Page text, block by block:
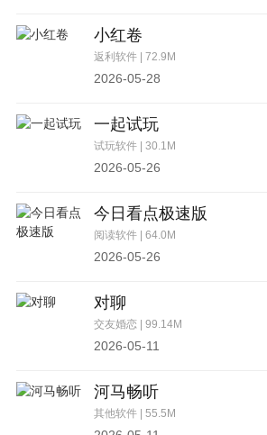
小红卷
返利软件 | 72.9M
2026-05-28
一起试玩
试玩软件 | 30.1M
2026-05-26
今日看点极速版
阅读软件 | 64.0M
2026-05-26
对聊
交友婚恋 | 99.14M
2026-05-11
河马畅听
其他软件 | 55.5M